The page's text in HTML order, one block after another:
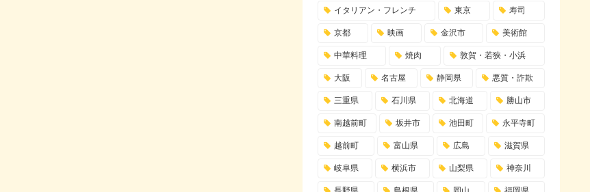
イタリアン・フレンチ 東京 寿司
京都 映画 金沢市 美術館
中華料理 焼肉 敦賀・若狭・小浜
大阪 名古屋 静岡県 悪質・詐欺
三重県 石川県 北海道 勝山市
南越前町 坂井市 池田町 永平寺町
越前町 富山県 広島 滋賀県
岐阜県 横浜市 山梨県 神奈川